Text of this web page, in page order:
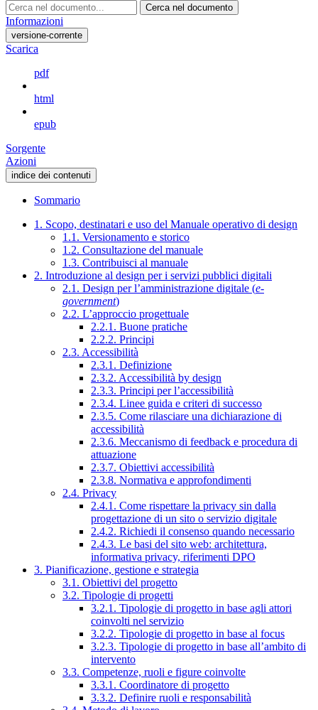
Cerca nel documento
Informazioni
versione-corrente
Scarica
pdf
html
epub
Sorgente
Azioni
indice dei contenuti
Sommario
1. Scopo, destinatari e uso del Manuale operativo di design
1.1. Versionamento e storico
1.2. Consultazione del manuale
1.3. Contribuisci al manuale
2. Introduzione al design per i servizi pubblici digitali
2.1. Design per l’amministrazione digitale (e-
government)
2.2. L’approccio progettuale
2.2.1. Buone pratiche
2.2.2. Principi
2.3. Accessibilità
2.3.1. Definizione
2.3.2. Accessibilità by design
2.3.3. Principi per l’accessibilità
2.3.4. Linee guida e criteri di successo
2.3.5. Come rilasciare una dichiarazione di
accessibilità
2.3.6. Meccanismo di feedback e procedura di
attuazione
2.3.7. Obiettivi accessibilità
2.3.8. Normativa e approfondimenti
2.4. Privacy
2.4.1. Come rispettare la privacy sin dalla
progettazione di un sito o servizio digitale
2.4.2. Richiedi il consenso quando necessario
2.4.3. Le basi del sito web: architettura,
informativa privacy, riferimenti DPO
3. Pianificazione, gestione e strategia
3.1. Obiettivi del progetto
3.2. Tipologie di progetti
3.2.1. Tipologie di progetto in base agli attori
coinvolti nel servizio
3.2.2. Tipologie di progetto in base al focus
3.2.3. Tipologie di progetto in base all’ambito di
intervento
3.3. Competenze, ruoli e figure coinvolte
3.3.1. Coordinatore di progetto
3.3.2. Definire ruoli e responsabilità